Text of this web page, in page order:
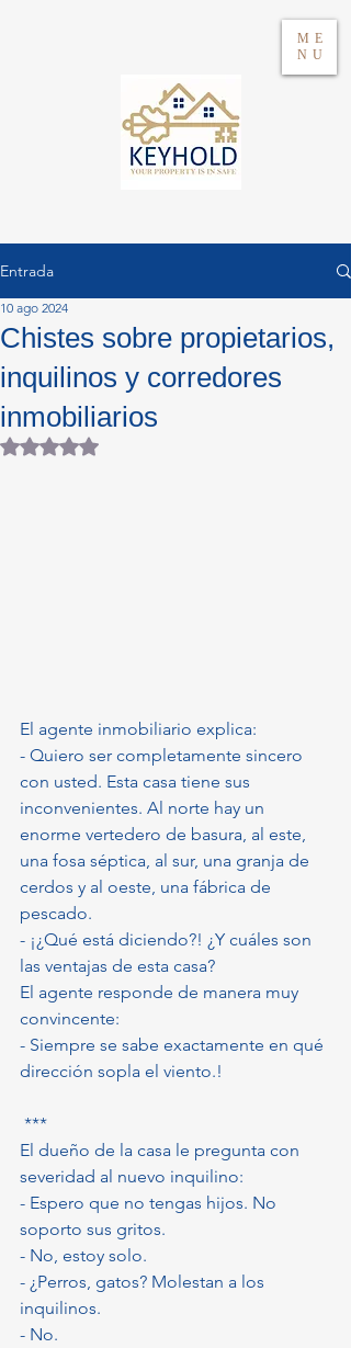
ME
NU
Acceso
WhatsApp 604417021
Entrada
Chistes sobre propietarios,
inquilinos y corredores
inmobiliarios
10 ago 2024
Obtuvo NaN de 5 estrellas.
El agente inmobiliario explica:
- Quiero ser completamente sincero
con usted. Esta casa tiene sus
inconvenientes. Al norte hay un
enorme vertedero de basura, al este,
una fosa séptica, al sur, una granja de
cerdos y al oeste, una fábrica de
pescado.
- ¡¿Qué está diciendo?! ¿Y cuáles son
las ventajas de esta casa?
El agente responde de manera muy
convincente:
- Siempre se sabe exactamente en qué
dirección sopla el viento.!
***
El dueño de la casa le pregunta con
severidad al nuevo inquilino:
- Espero que no tengas hijos. No
soporto sus gritos.
- No, estoy solo.
- ¿Perros, gatos? Molestan a los
inquilinos.
- No.